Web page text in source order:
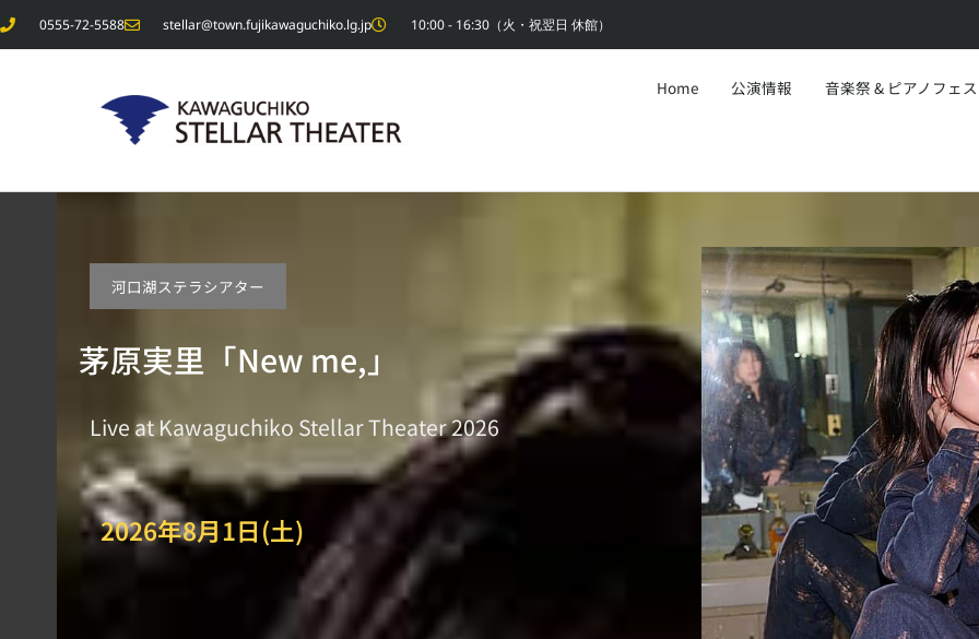
容
0555-72-5588 stellar@town.fujikawaguchiko.lg.jp 10:00 - 16:30（火・祝翌日 休館）
Home 公演情報 音楽祭 & ピアノフェ
河口湖ステラシアター
茅原実里「New me,」
Live at Kawaguchiko Stellar Theater 2026
2026年8月1日(土)